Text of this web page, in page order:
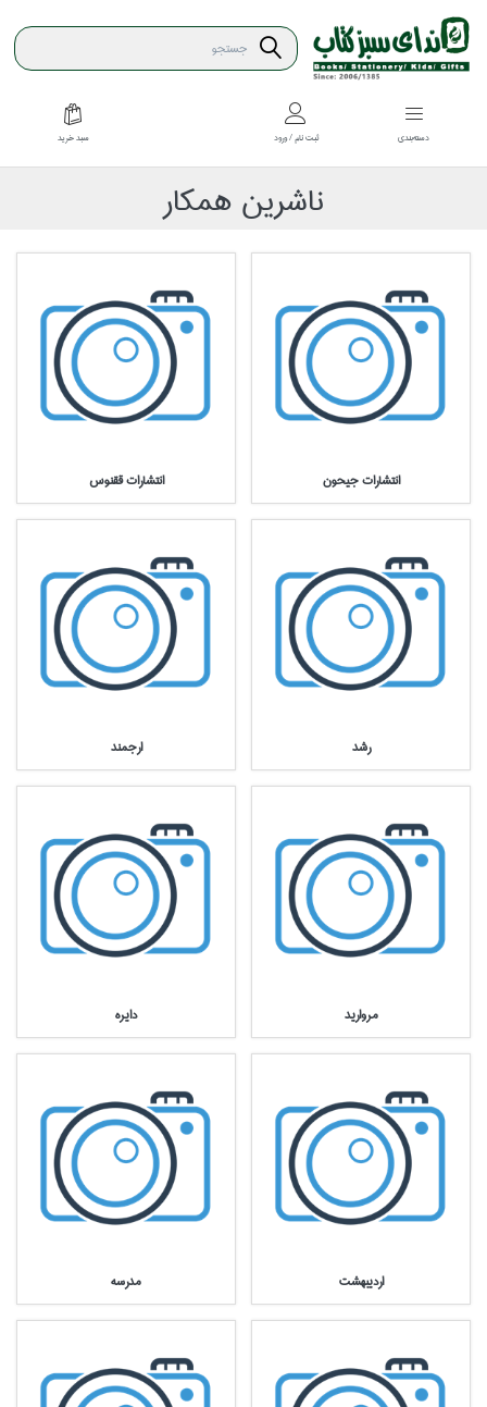
دسته‌بندي ثبت نام / ورود سبد خريد
ناشرين همكار
انتشارات جيحون انتشارات ققنوس
رشد ارجمند
مرواريد دايره
ارديبهشت مدرسه